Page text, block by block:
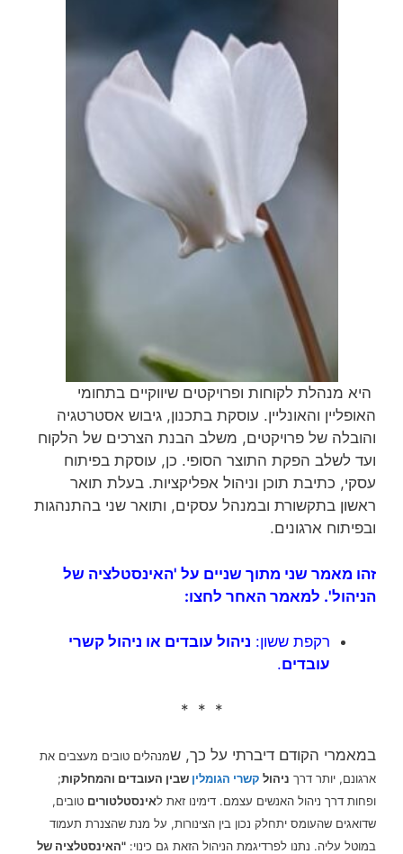
היא מנהלת לקוחות ופרויקטים שיווקיים בתחומי
האופליין והאונליין. עוסקת בתכנון, גיבוש אסטרטגיה
והובלה של פרויקטים, משלב הבנת הצרכים של הלקוח
ועד לשלב הפקת התוצר הסופי. כן, עוסקת בפיתוח
עסקי, כתיבת תוכן וניהול אפליקציות. בעלת תואר
ראשון בתקשורת ובמנהל עסקים, ותואר שני בהתנהגות
ובפיתוח ארגונים.
זהו מאמר שני מתוך שניים על 'האינסטלציה של
הניהול'. למאמר האחר לחצו:
רקפת ששון: ניהול עובדים או ניהול קשרי
עובדים.
* * *
במאמרי הקודם דיברתי על כך, שמנהלים טובים מעצבים את
ארגונם, יותר דרך ניהול קשרי הגומלין שבין העובדים והמחלקות;
ופחות דרך ניהול האנשים עצמם. דימינו זאת לאינסטלטורים טובים,
שדואגים שהעומס יתחלק נכון בין הצינורות, על מנת שהצנרת תעמוד
במוטל עליה. נתנו לפרדיגמת הניהול הזאת גם כינוי: "האינסטלציה של